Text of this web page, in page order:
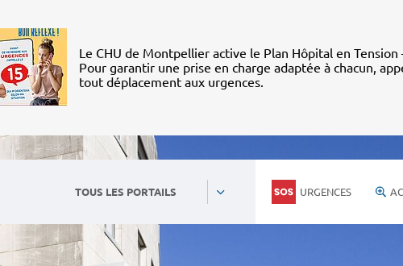
Le CHU de Montpellier active le Plan Hôpital en Tension
Pour garantir une prise en charge adaptée à chacun,
tout déplacement aux urgences.
TOUS LES PORTAILS URGENCES